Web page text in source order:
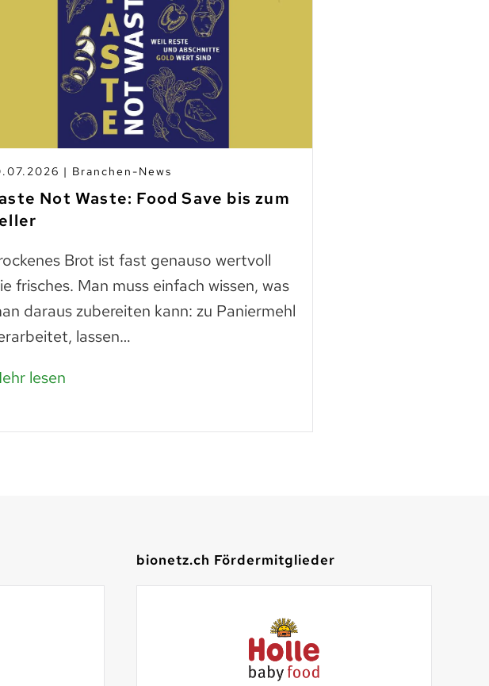
| Branchen-News
Not Waste: Food Save bis zum
Brot ist fast genauso wertvoll
frisches. Man muss einfach wissen, was
daraus zubereiten kann: zu Paniermehl
lassen…
lesen
bionetz.ch Fördermitglieder